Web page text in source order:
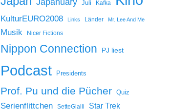
Japanuary Juli Kafka
KulturEURO2008 Links Länder Mr. Lee And Me
Musik Nicer Fictions
Nippon Connection PJ liest
Podcast Presidents
Prof. Pu und die Pücher Quiz
Serienflittchen SetteGialli Star Trek